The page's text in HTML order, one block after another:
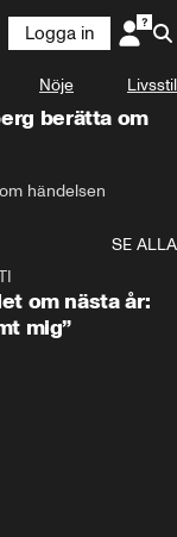
Logga in
Nöje Livsstil
berätta om
händelsen
SE ALLA
om nästa år:
mig”